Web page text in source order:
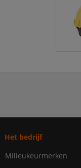
Het bedrijf
Milieukeurmerken